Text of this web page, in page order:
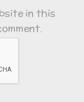
in this